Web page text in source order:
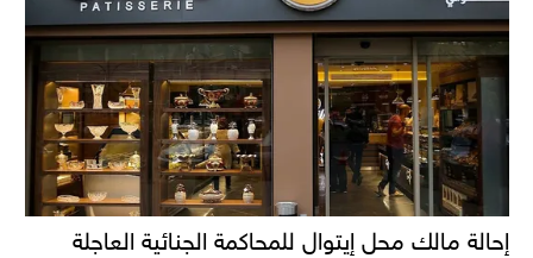
إحالة مالك محل إيتوال للمحاكمة الجنائية العاجلة